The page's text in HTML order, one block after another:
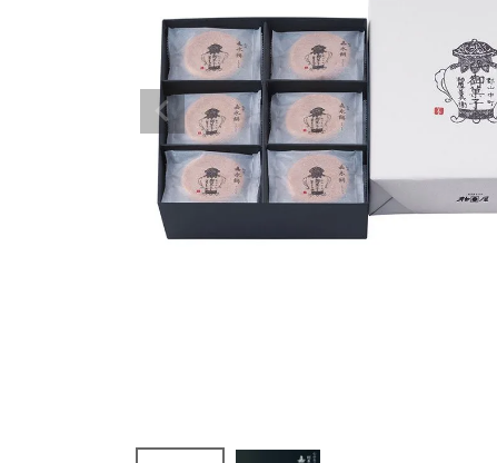
10個入り
16個入り
mini せいろ薄皮
入園・入学の
その他の内祝